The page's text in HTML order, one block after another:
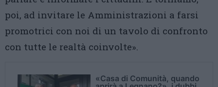
poi, ad invitare le Amministrazioni a farsi
promotrici con noi di un tavolo di confronto
con tutte le realtà coinvolte».